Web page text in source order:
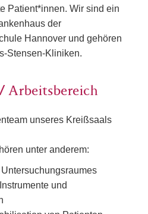
Patient*innen. Wir sind ein
der
Hannover und gehören
Stensen-Kliniken.
Arbeitsbereich
unseres Kreißsaals
unter anderem:
und